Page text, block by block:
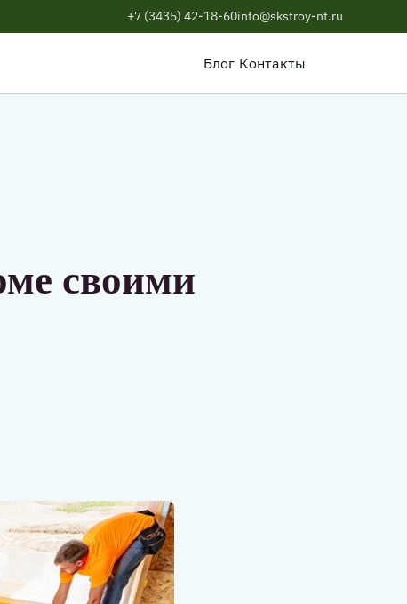
+7 (3435) 42-18-60info@skstroy-nt.ru
Блог Контакты
своими